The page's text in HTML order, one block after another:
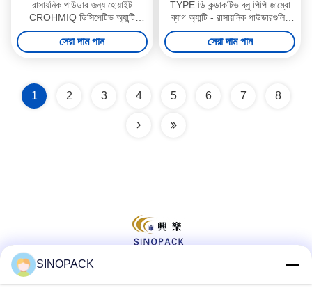
রাসায়নিক পাউডার জন্য হোয়াইট
CROHMIQ ডিসিপেটিভ অ্যান্টি
স্ট্যাটিক বাল্ক ব্যাগ
সেরা দাম পান
TYPE ডি কন্ডাকটিভ ব্লু পিপি জাম্বো
ব্যাগ অ্যান্টি - রাসায়নিক পাউডারগুলির
জন্য অ্যান্টি স্ট্যাটিক বাল্ক ব্যাগগুলি সিফ্ট
করুন
সেরা দাম পান
1 2 3 4 5 6 7 8
SINOPACK